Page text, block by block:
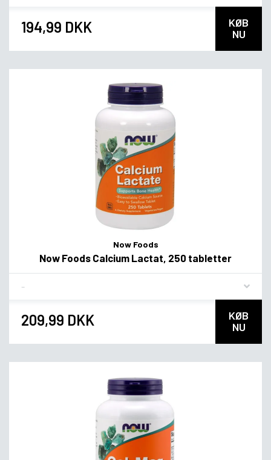
194,99 DKK
KØB
NU
Now Foods
Now Foods Calcium Lactat, 250 tabletter
209,99 DKK
KØB
NU